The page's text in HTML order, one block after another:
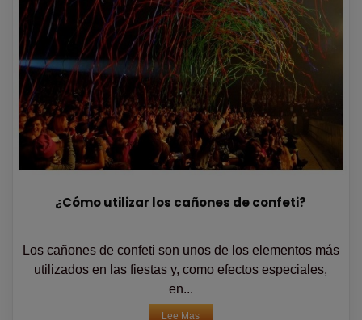
¿Cómo utilizar los cañones de confeti?
Los cañones de confeti son unos de los elementos más
utilizados en las fiestas y, como efectos especiales,
en...
Lee Mas